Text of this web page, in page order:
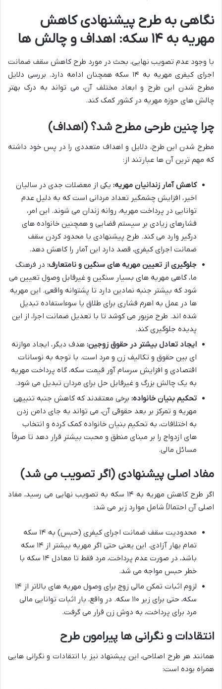
نگاهی به طرح پیشنهادی کاهش
مهریه به ۱۴ سکه: اهداف و چالش ها
با وجود عدم تصویب نهایی، بحث در مورد طرح کاهش سقف ضمانت
اجرای کیفری مهریه به ۱۴ سکه همچنان ادامه دارد. بررسی دلایل
مطرح شدن این طرح و ابعاد مختلف آن، می تواند به درک بهتر
چالش های حوزه مهریه در کشور کمک کند.
چرا چنین طرحی مطرح شد؟ (اهداف)
مطرح شدن این طرح، دلایل و اهداف متعددی را در پس خود داشته
که مهم ترین آن ها عبارتند از:
کاهش آمار زندانیان مهریه: یکی از معضلات جدی در سالیان
اخیر، افزایش چشمگیر تعداد مردانی است که به دلیل عدم
توانایی در پرداخت مهریه، روانه زندان می شوند. این امر،
فشارهای زیادی بر سیستم قضایی و همچنین خانواده های
درگیر وارد می کند. طرح پیشنهادی با محدود کردن سقف
ضمانت اجرای کیفری، قصد دارد این آمار را کاهش دهد.
جلوگیری از تعیین مهریه های سنگین و نامتعارف: در فرهنگ
ما، گاهی مهریه های بسیار سنگین و غیرقابل وصول تعیین می
شود که بیشتر جنبه نمادین دارد تا پشتوانه واقعی. این مهریه
ها در عمل به اهرم فشاری برای طلاق یا سوءاستفاده تبدیل
شده اند. طرح مزبور می کوشد تا با تعدیل ضمانت اجرا، از این
پدیده جلوگیری کند.
ایجاد تعادل بیشتر در حقوق زوجین: هدف دیگر، ایجاد موازنه
ای بین حقوق و تکالیف زن و مرد است. با توجه به نوسانات
اقتصادی و افزایش سرسام آور قیمت سکه، گاه پرداخت مهریه
به یک چالش بزرگ و غیرقابل حل برای مردان تبدیل می شود.
تحکیم بنیان خانواده: برخی معتقدند که کاهش جنبه تنبیهی
مهریه و تمرکز بر بعد حقوقی آن، می تواند به جای دامن زدن
به اختلافات، به تحکیم بنیان خانواده کمک کرده و انتخاب
های ازدواج را بر مبنای منطق و محبت بیشتر قرار دهد تا صرفاً
مسائل مالی.
مفاد اصلی پیشنهادی (اگر تصویب می شد)
اگر طرح کاهش مهریه به ۱۴ سکه به تصویب نهایی می رسید، مفاد
اصلی آن احتمالاً شامل موارد زیر می شد:
محدودیت سقف ضمانت اجرای کیفری (حبس) به ۱۴ سکه
تمام بهار آزادی. این یعنی حتی اگر مهریه بیشتر از ۱۴ سکه
باشد، در صورت عدم پرداخت، مرد فقط تا معادل ۱۴ سکه با
خطر حبس مواجه می شد.
لزوم اثبات تمکن مالی زوج برای وصول مهریه های بالاتر از ۱۴
سکه، حتی برای زیر ۱۱۰ سکه. در واقع، بار اثبات توانایی مالی
مرد برای پرداخت، به دوش زن قرار می گرفت.
انتقادات و نگرانی ها پیرامون طرح
همانند هر طرح اصلاحی، این پیشنهاد نیز با انتقادات و نگرانی هایی
همراه بوده است: